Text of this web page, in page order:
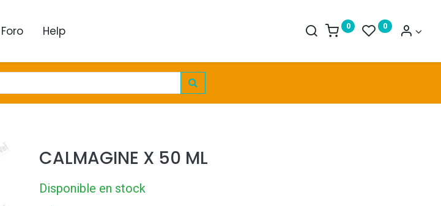
Foro Help 0 0
CALMAGINE X 50 ML
Disponible en stock